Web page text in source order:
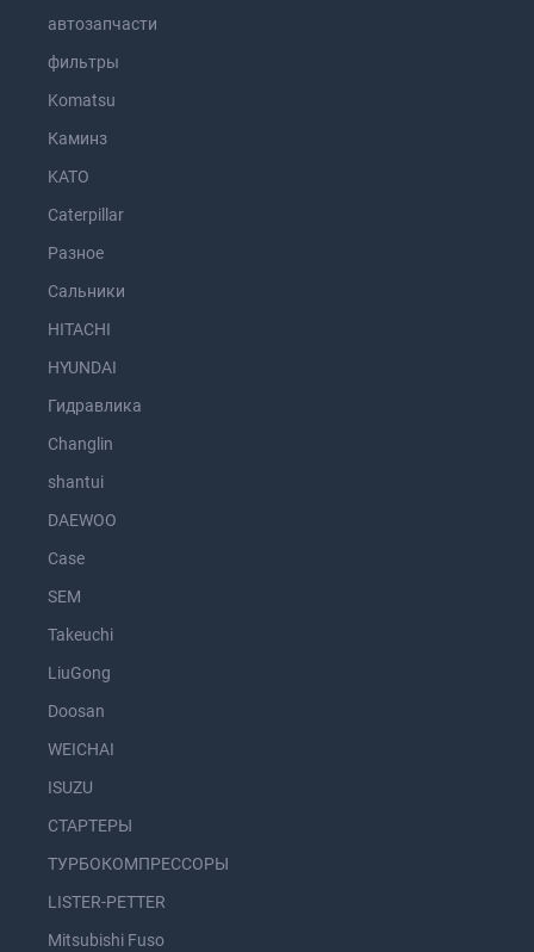
автозапчасти
фильтры
Komatsu
Каминз
KATO
Caterpillar
Разное
Сальники
HITACHI
HYUNDAI
Гидравлика
Changlin
shantui
DAEWOO
Case
SEM
Takeuchi
LiuGong
Doosan
WEICHAI
ISUZU
СТАРТЕРЫ
ТУРБОКОМПРЕССОРЫ
LISTER-PETTER
Mitsubishi Fuso